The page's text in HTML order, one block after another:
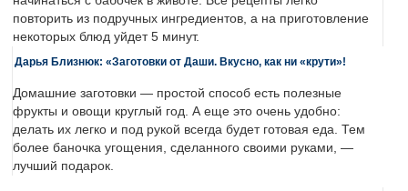
повторить из подручных ингредиентов, а на приготовление
некоторых блюд уйдет 5 минут.
Дарья Близнюк: «Заготовки от Даши. Вкусно, как ни «крути»!
Домашние заготовки — простой способ есть полезные
фрукты и овощи круглый год. А еще это очень удобно:
делать их легко и под рукой всегда будет готовая еда. Тем
более баночка угощения, сделанного своими руками, —
лучший подарок.